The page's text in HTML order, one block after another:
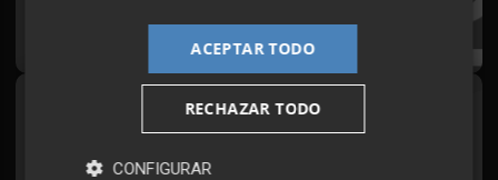
¡Quiero suscribirme!
Síguenos en redes
Plaza Podcast, desde cualquier medio
ACEPTAR TODO
RECHAZAR TODO
CONFIGURAR